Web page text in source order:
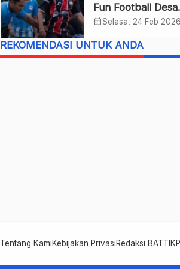
Fun Football Desa
Kertosari Resmi
calendar_monthSelasa, 24 Feb 2026
REKOMENDASI UNTUK ANDA
Tentang KamiKebijakan PrivasiRedaksi